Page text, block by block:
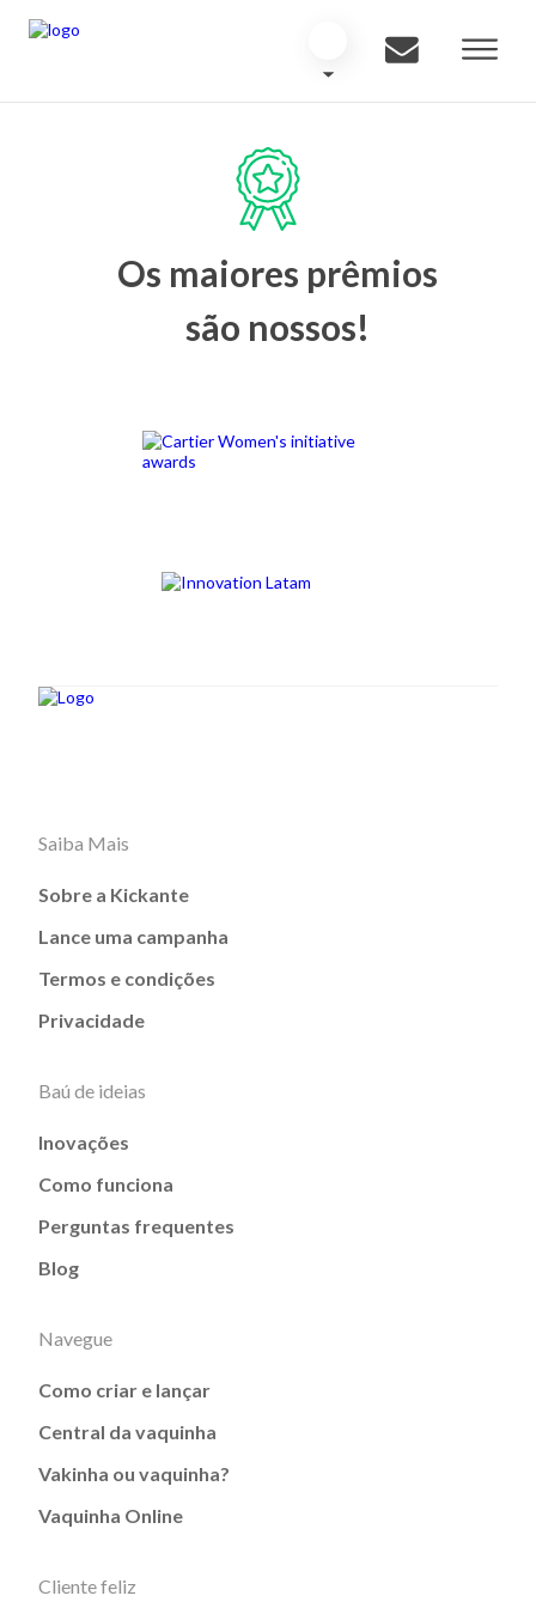
Os maiores prêmios
são nossos!
Saiba Mais
Sobre a Kickante
Lance uma campanha
Termos e condições
Privacidade
Baú de ideias
Inovações
Como funciona
Perguntas frequentes
Blog
Navegue
Como criar e lançar
Central da vaquinha
Vakinha ou vaquinha?
Vaquinha Online
Cliente feliz